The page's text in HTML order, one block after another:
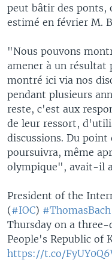
peut bâtir des ponts,
estimé en février M.
"Nous pouvons
amener à un résultat
montré ici via nos
pendant plusieurs
reste, c'est aux
de leur ressort,
discussions. Du point
poursuivra, même
olympique", avait-il
President of the
(#IOC) #ThomasBach
Thursday on a
People's Republic of
https://t.co/